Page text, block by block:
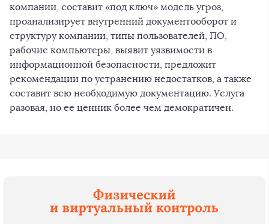
компании, составит «под ключ» модель угроз,
проанализирует внутренний документооборот и
структуру компании, типы пользователей, ПО,
рабочие компьютеры, выявит уязвимости в
информационной безопасности, предложит
рекомендации по устранению недостатков, а также
составит всю необходимую документацию. Услуга
разовая, но ее ценник более чем демократичен.